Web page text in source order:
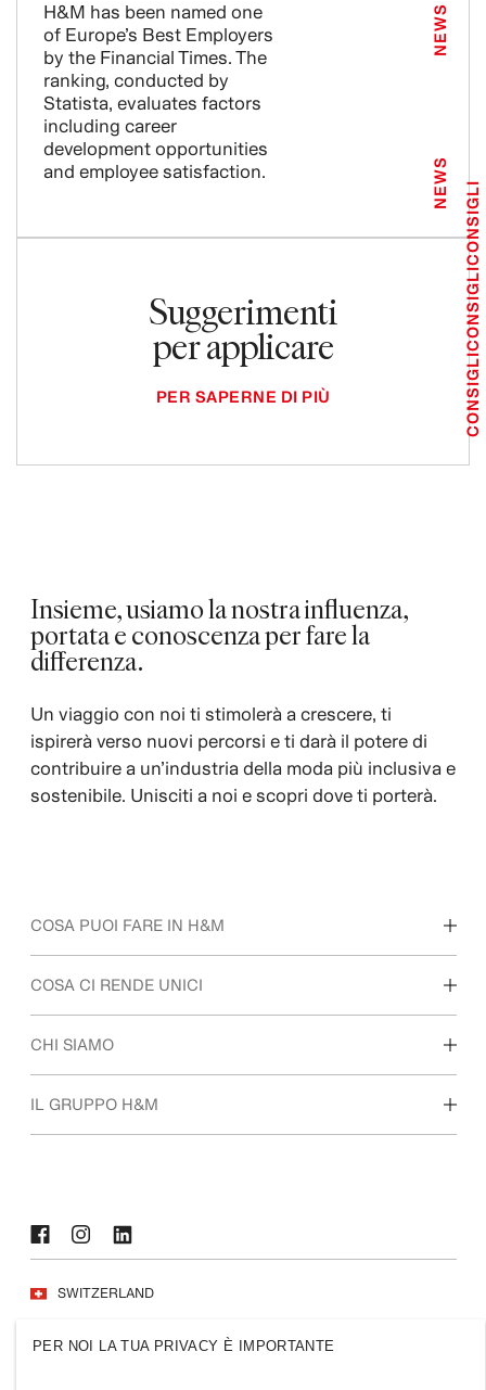
H&M has been named one
of Europe’s Best Employers
by the Financial Times. The
ranking, conducted by
Statista, evaluates factors
including career
development opportunities
and employee satisfaction.
NEWS
NEWS
Suggerimenti
per applicare
PER SAPERNE DI PIÙ CONSIGLI
CONSIGLI
CONSIGLI
Insieme, usiamo la nostra influenza,
portata e conoscenza per fare la
differenza.
Un viaggio con noi ti stimolerà a crescere, ti
ispirerà verso nuovi percorsi e ti darà il potere di
contribuire a un’industria della moda più inclusiva e
sostenibile. Unisciti a noi e scopri dove ti porterà.
COSA PUOI FARE IN H&M
Scopri le nostre aree di lavoro
COSA CI RENDE UNICI
La nostra cultura e i benefit
CHI SIAMO
Chi siamo
IL GRUPPO H&M
SWITZERLAND
PER NOI LA TUA PRIVACY È IMPORTANTE